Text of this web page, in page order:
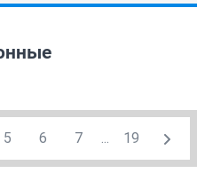
5 6 7 ... 19